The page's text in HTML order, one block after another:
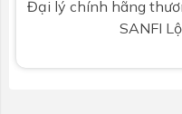
Đại lý chính hãng
SANFI